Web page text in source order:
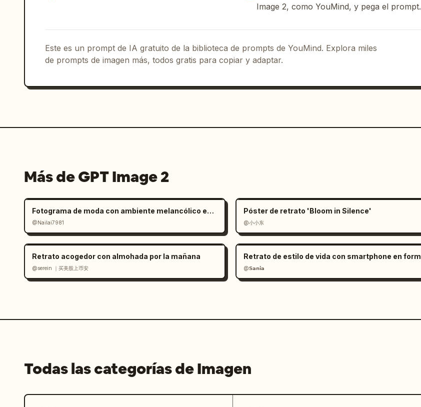
Image 2, como YouMind, y pega el prompt.
Este es un prompt de IA gratuito de la biblioteca de prompts de YouMind. Explora miles
de prompts de imagen más, todos gratis para copiar y adaptar.
Más de GPT Image 2
Fotograma de moda con ambiente melancólico en salar
@Nailai7981
Póster de retrato 'Bloom in Silence'
@小小东
Retrato acogedor con almohada por la mañana
@serein ｜买美股上币安 @𝗦𝗮𝗻𝗶𝗮
Todas las categorías de Imagen